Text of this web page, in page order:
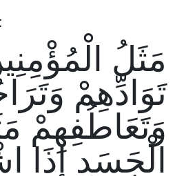
مَثَلُ
تَوَادِّهِمْ
وَتَعَاطُفِهِمْ
الْجَسَدِ إِذَا